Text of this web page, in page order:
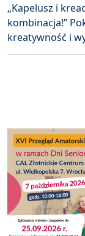
„Kapelusz i
kombinacja!”
kreatywność i